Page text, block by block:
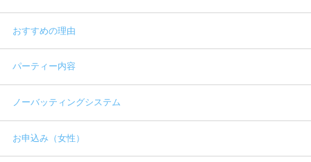
おすすめの理由
パーティー内容
ノーバッティングシステム
お申込み（女性）